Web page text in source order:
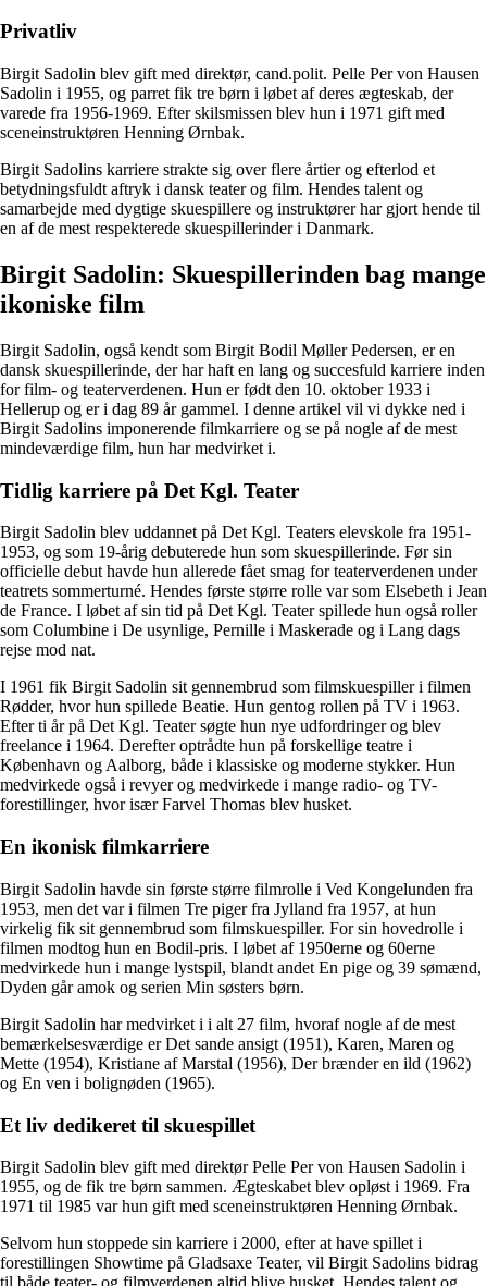
Privatliv
Birgit Sadolin blev gift med direktør, cand.polit. Pelle Per von Hausen
Sadolin i 1955, og parret fik tre børn i løbet af deres ægteskab, der
varede fra 1956-1969. Efter skilsmissen blev hun i 1971 gift med
sceneinstruktøren Henning Ørnbak.
Birgit Sadolins karriere strakte sig over flere årtier og efterlod et
betydningsfuldt aftryk i dansk teater og film. Hendes talent og
samarbejde med dygtige skuespillere og instruktører har gjort hende til
en af de mest respekterede skuespillerinder i Danmark.
Birgit Sadolin: Skuespillerinden bag mange
ikoniske film
Birgit Sadolin, også kendt som Birgit Bodil Møller Pedersen, er en
dansk skuespillerinde, der har haft en lang og succesfuld karriere inden
for film- og teaterverdenen. Hun er født den 10. oktober 1933 i
Hellerup og er i dag 89 år gammel. I denne artikel vil vi dykke ned i
Birgit Sadolins imponerende filmkarriere og se på nogle af de mest
mindeværdige film, hun har medvirket i.
Tidlig karriere på Det Kgl. Teater
Birgit Sadolin blev uddannet på Det Kgl. Teaters elevskole fra 1951-
1953, og som 19-årig debuterede hun som skuespillerinde. Før sin
officielle debut havde hun allerede fået smag for teaterverdenen under
teatrets sommerturné. Hendes første større rolle var som Elsebeth i Jean
de France. I løbet af sin tid på Det Kgl. Teater spillede hun også roller
som Columbine i De usynlige, Pernille i Maskerade og i Lang dags
rejse mod nat.
I 1961 fik Birgit Sadolin sit gennembrud som filmskuespiller i filmen
Rødder, hvor hun spillede Beatie. Hun gentog rollen på TV i 1963.
Efter ti år på Det Kgl. Teater søgte hun nye udfordringer og blev
freelance i 1964. Derefter optrådte hun på forskellige teatre i
København og Aalborg, både i klassiske og moderne stykker. Hun
medvirkede også i revyer og medvirkede i mange radio- og TV-
forestillinger, hvor især Farvel Thomas blev husket.
En ikonisk filmkarriere
Birgit Sadolin havde sin første større filmrolle i Ved Kongelunden fra
1953, men det var i filmen Tre piger fra Jylland fra 1957, at hun
virkelig fik sit gennembrud som filmskuespiller. For sin hovedrolle i
filmen modtog hun en Bodil-pris. I løbet af 1950erne og 60erne
medvirkede hun i mange lystspil, blandt andet En pige og 39 sømænd,
Dyden går amok og serien Min søsters børn.
Birgit Sadolin har medvirket i i alt 27 film, hvoraf nogle af de mest
bemærkelsesværdige er Det sande ansigt (1951), Karen, Maren og
Mette (1954), Kristiane af Marstal (1956), Der brænder en ild (1962)
og En ven i bolignøden (1965).
Et liv dedikeret til skuespillet
Birgit Sadolin blev gift med direktør Pelle Per von Hausen Sadolin i
1955, og de fik tre børn sammen. Ægteskabet blev opløst i 1969. Fra
1971 til 1985 var hun gift med sceneinstruktøren Henning Ørnbak.
Selvom hun stoppede sin karriere i 2000, efter at have spillet i
forestillingen Showtime på Gladsaxe Teater, vil Birgit Sadolins bidrag